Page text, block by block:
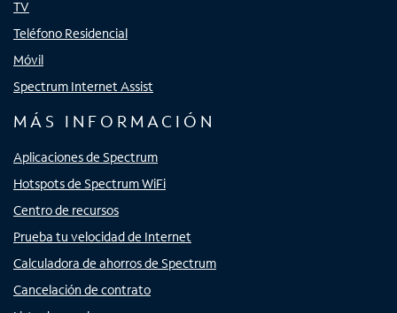
TV
Teléfono Residencial
Móvil
Spectrum Internet Assist
MÁS INFORMACIÓN
Aplicaciones de Spectrum
Hotspots de Spectrum WiFi
Centro de recursos
Prueba tu velocidad de Internet
Calculadora de ahorros de Spectrum
Cancelación de contrato